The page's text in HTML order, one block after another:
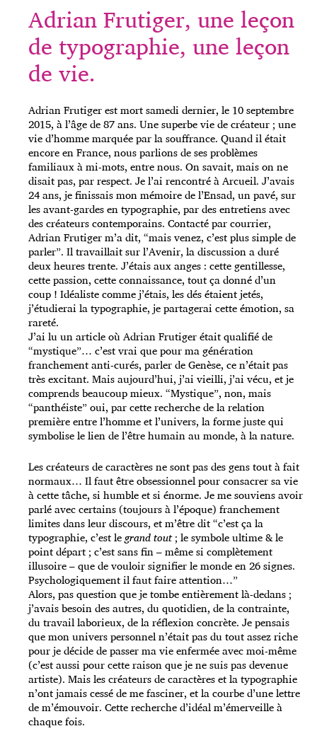
Adrian Frutiger, une leçon
de typographie, une leçon
de vie.
Adrian Frutiger est mort samedi dernier, le 10 septembre
2015, à l’âge de 87 ans. Une superbe vie de créateur ; une
vie d’homme marquée par la souffrance. Quand il était
encore en France, nous parlions de ses problèmes
familiaux à mi-mots, entre nous. On savait, mais on ne
disait pas, par respect. Je l’ai rencontré à Arcueil. J’avais
24 ans, je finissais mon mémoire de l’Ensad, un pavé, sur
les avant-gardes en typographie, par des entretiens avec
des créateurs contemporains. Contacté par courrier,
Adrian Frutiger m’a dit, “mais venez, c’est plus simple de
parler”. Il travaillait sur l’Avenir, la discussion a duré
deux heures trente. J’étais aux anges : cette gentillesse,
cette passion, cette connaissance, tout ça donné d’un
coup ! Idéaliste comme j’étais, les dés étaient jetés,
j’étudierai la typographie, je partagerai cette émotion, sa
rareté.
J’ai lu un article où Adrian Frutiger était qualifié de
“mystique”… c’est vrai que pour ma génération
franchement anti-curés, parler de Genèse, ce n’était pas
très excitant. Mais aujourd’hui, j’ai vieilli, j’ai vécu, et je
comprends beaucoup mieux. “Mystique”, non, mais
“panthéiste” oui, par cette recherche de la relation
première entre l’homme et l’univers, la forme juste qui
symbolise le lien de l’être humain au monde, à la nature.
Les créateurs de caractères ne sont pas des gens tout à fait
normaux… Il faut être obsessionnel pour consacrer sa vie
à cette tâche, si humble et si énorme. Je me souviens avoir
parlé avec certains (toujours à l’époque) franchement
limites dans leur discours, et m’être dit “c’est ça la
typographie, c’est legrand tout; le symbole ultime & le
point départ ; c’est sans fin – même si complètement
illusoire – que de vouloir signifier le monde en 26 signes.
Psychologiquement il faut faire attention…”
Alors, pas question que je tombe entièrement là-dedans ;
j’avais besoin des autres, du quotidien, de la contrainte,
du travail laborieux, de la réflexion concrète. Je pensais
que mon univers personnel n’était pas du tout assez riche
pour je décide de passer ma vie enfermée avec moi-même
(c’est aussi pour cette raison que je ne suis pas devenue
artiste). Mais les créateurs de caractères et la typographie
n’ont jamais cessé de me fasciner, et la courbe d’une lettre
de m’émouvoir. Cette recherche d’idéal m’émerveille à
chaque fois.